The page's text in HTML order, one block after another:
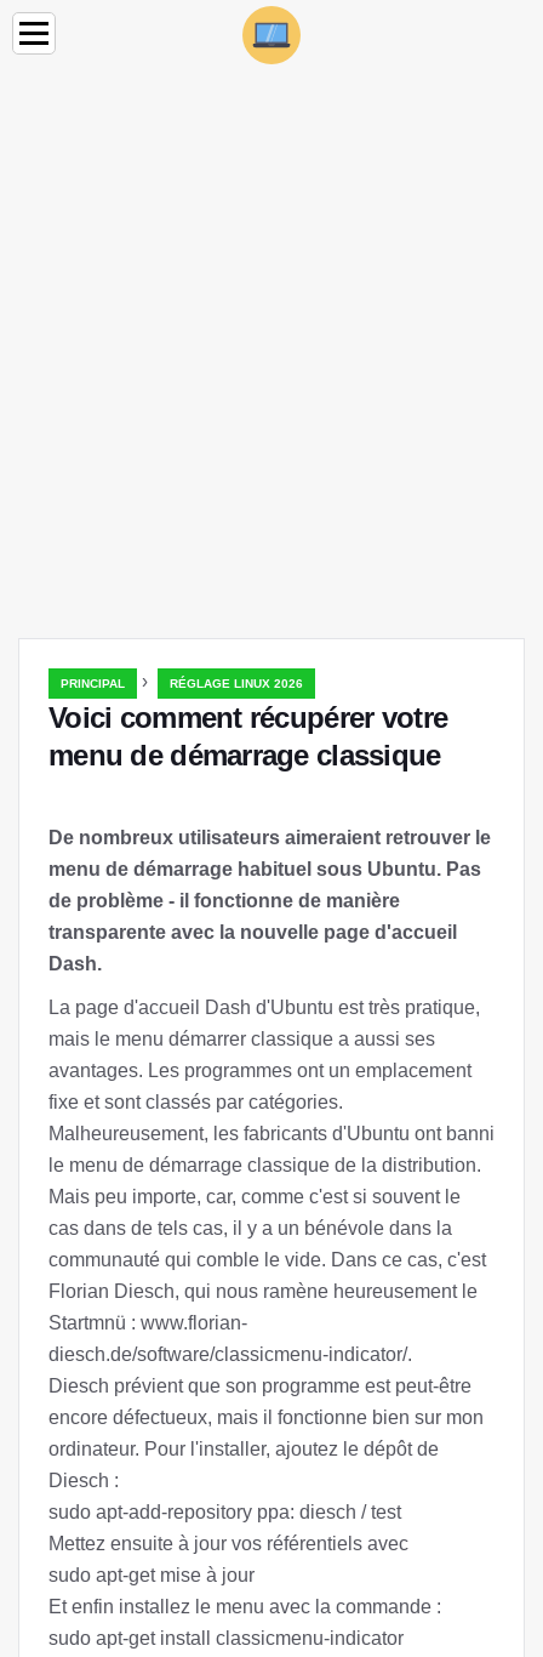
PRINCIPAL › RÉGLAGE LINUX 2026
Voici comment récupérer votre
menu de démarrage classique
De nombreux utilisateurs aimeraient retrouver le
menu de démarrage habituel sous Ubuntu. Pas
de problème - il fonctionne de manière
transparente avec la nouvelle page d'accueil
Dash.
La page d'accueil Dash d'Ubuntu est très pratique,
mais le menu démarrer classique a aussi ses
avantages. Les programmes ont un emplacement
fixe et sont classés par catégories.
Malheureusement, les fabricants d'Ubuntu ont banni
le menu de démarrage classique de la distribution.
Mais peu importe, car, comme c'est si souvent le
cas dans de tels cas, il y a un bénévole dans la
communauté qui comble le vide. Dans ce cas, c'est
Florian Diesch, qui nous ramène heureusement le
Startmnü : www.florian-
diesch.de/software/classicmenu-indicator/.
Diesch prévient que son programme est peut-être
encore défectueux, mais il fonctionne bien sur mon
ordinateur. Pour l'installer, ajoutez le dépôt de
Diesch :
sudo apt-add-repository ppa: diesch / test
Mettez ensuite à jour vos référentiels avec
sudo apt-get mise à jour
Et enfin installez le menu avec la commande :
sudo apt-get install classicmenu-indicator